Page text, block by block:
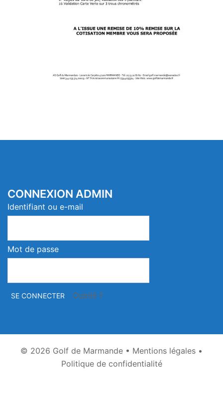
CONNEXION ADMIN
Identifiant ou e-mail
Mot de passe
Oublié ?
© 2026 Golf de Marmande • Mentions légales •
Politique de confidentialité